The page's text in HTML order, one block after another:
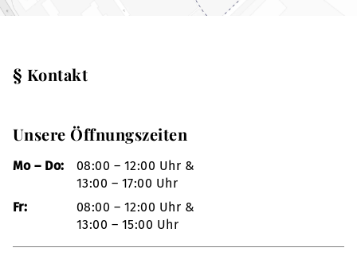
§ Kontakt
Unsere Öffnungszeiten
Mo – Do:
08:00 – 12:00 Uhr &
13:00 – 17:00 Uhr
Fr:
08:00 – 12:00 Uhr &
13:00 – 15:00 Uhr